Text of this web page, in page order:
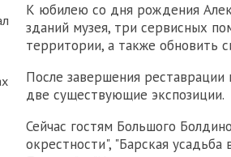
К юбилею со дня рождения
зданий музея, три сервисных
территории, а также обновить
После завершения
две существующие экспозиции.
Сейчас гостям Большого
окрестности", "Барская